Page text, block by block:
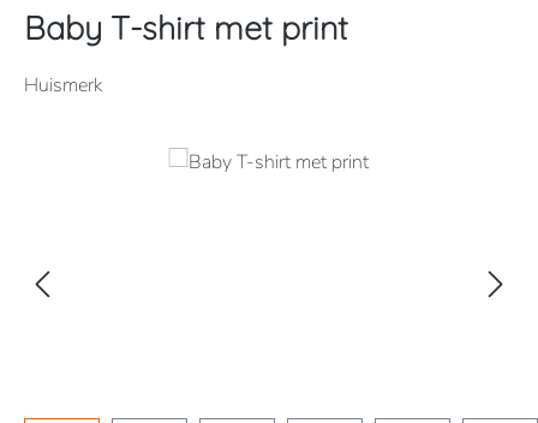
Baby T-shirt met print
Huismerk
Afbeeldingengalerij overslaan